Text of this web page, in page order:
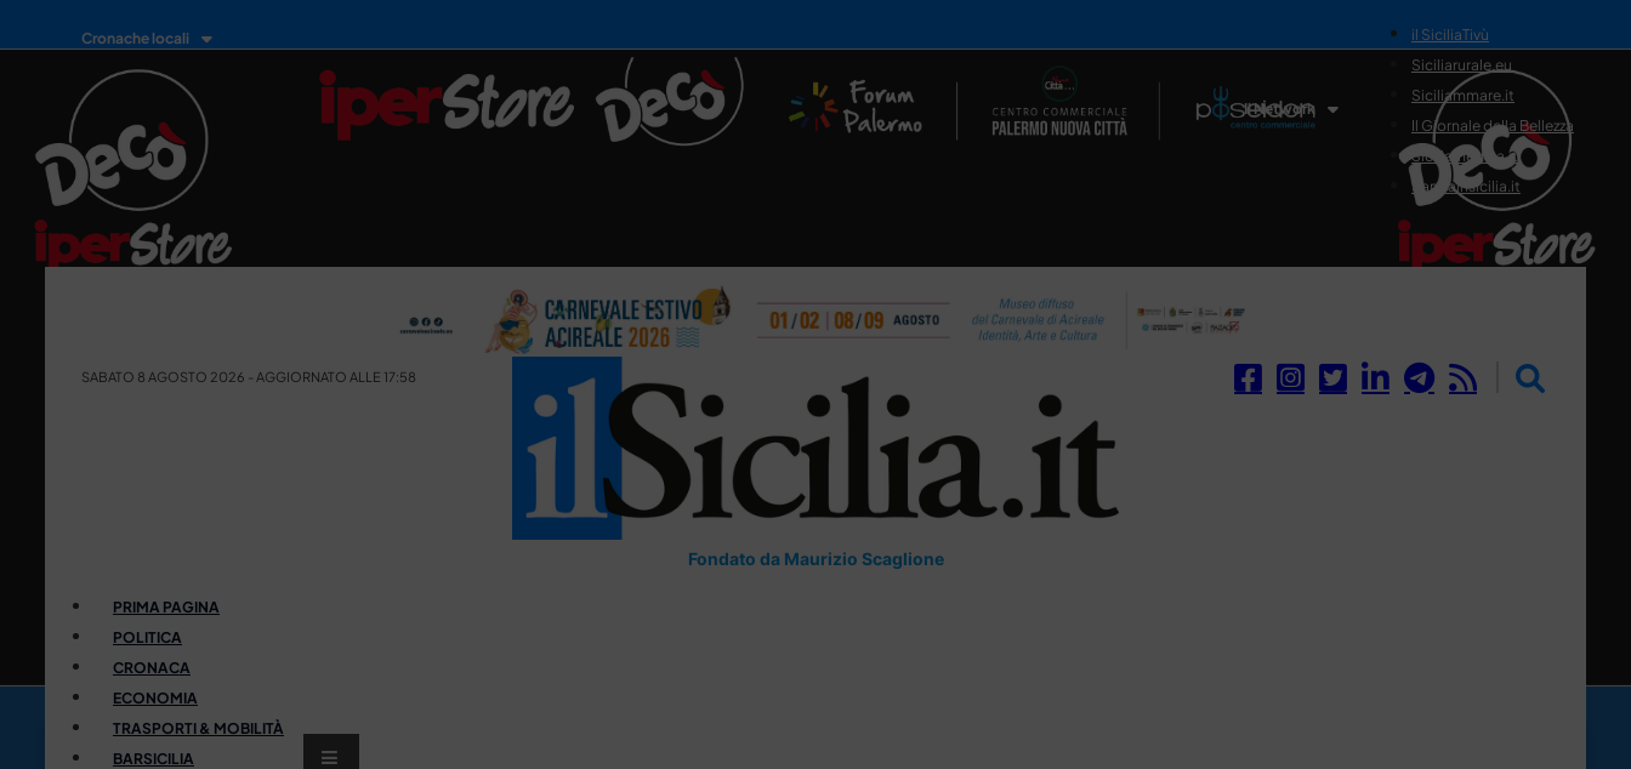
Cronache locali
Il Network
il SiciliaTivù
Siciliarurale.eu
Siciliammare.it
Il Giornale della Bellezza
Siciliamedica.it
Sanitainsicilia.it
SABATO 8 AGOSTO 2026 - AGGIORNATO ALLE 17:58
Fondato da Maurizio Scaglione
PRIMA PAGINA
POLITICA
CRONACA
ECONOMIA
TRASPORTI & MOBILITÀ
BARSICILIA